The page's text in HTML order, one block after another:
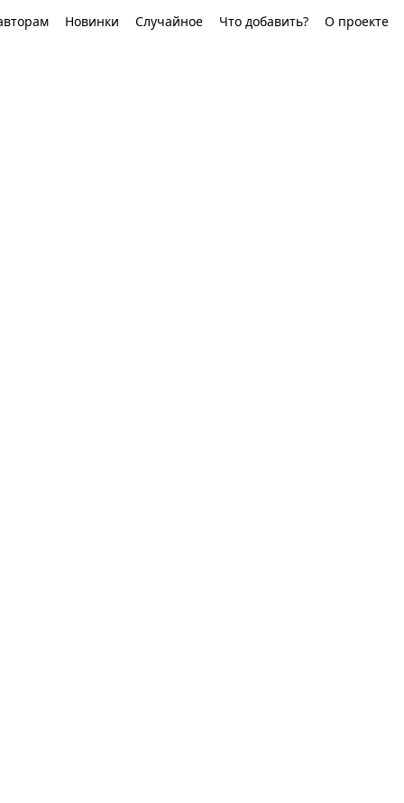
Новинки Случайное Что добавить? О проекте